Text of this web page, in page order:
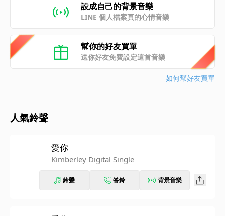
設成自己的背景音樂
LINE 個人檔案頁的心情音樂
幫你的好友買單
送你好友免費設定這首音樂
如何幫好友買單
人氣鈴聲
愛你
Kimberley Digital Single
鈴聲 答鈴 背景音樂